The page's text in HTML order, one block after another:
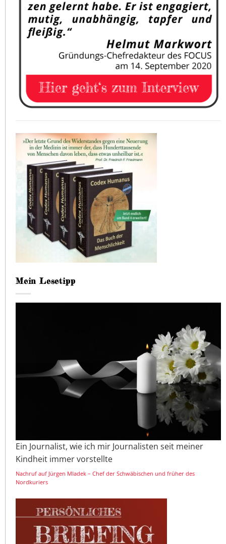
Mein Lesetipp
Ein Journalist, wie ich mir Journalisten seit meiner
Kindheit immer vorstellte
Nachruf auf Jürgen Mladek – Chef der Schwäbischen und früher des
Nordkuriers